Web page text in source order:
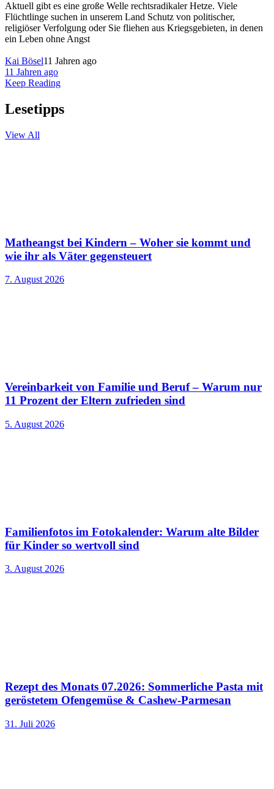
Aktuell gibt es eine große Welle rechtsradikaler Hetze. Viele
Flüchtlinge suchen in unserem Land Schutz von politischer,
religiöser Verfolgung oder Sie fliehen aus Kriegsgebieten, in denen
ein Leben ohne Angst
Kai Bösel11 Jahren ago
11 Jahren ago
Keep Reading
Lesetipps
View All
Matheangst bei Kindern – Woher sie kommt und
wie ihr als Väter gegensteuert
7. August 2026
Vereinbarkeit von Familie und Beruf – Warum nur
11 Prozent der Eltern zufrieden sind
5. August 2026
Familienfotos im Fotokalender: Warum alte Bilder
für Kinder so wertvoll sind
3. August 2026
Rezept des Monats 07.2026: Sommerliche Pasta mit
geröstetem Ofengemüse & Cashew-Parmesan
31. Juli 2026